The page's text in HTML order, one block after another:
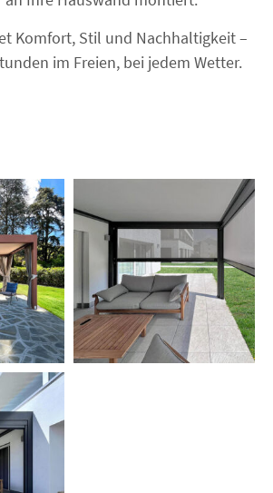
Komfort, Stil und Nachhaltigkeit –
im Freien, bei jedem Wetter.